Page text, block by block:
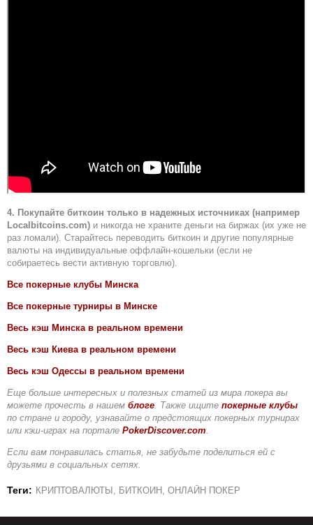
4. Покупайте биткоин только в надежных источниках (например
Localbitcoins.com) и никогда не храните деньги на биржах (их уже не
раз ломали). Старайтесь переводить биткоин и другие популярные
валюты на индивидуальные оффлайн-кошельки (если не
собираетесь вести активную торговлю).
Все покерные клубы Минска
Все покерные турниры в Минске
Весь кэш Минска в реальном времени
Весь кэш Киева в реальном времени
Весь кэш Одессы в реальном времени
Еще больше интересных и полезных статей из мира покера вы
можете прочесть в нашем блоге. Также ищите покерные клубы
по стране и городу, узнавайте о предстоящих покерных турнирах
или кэш-играх на портале PokerDiscover.com.
Если вам понравилась статья, не забудьте поделиться ей с
друзьями в социальных сетях.
Теги: КРИПТОВАЛЮТЫ БИТКОИН ОНЛАЙН ПОКЕР